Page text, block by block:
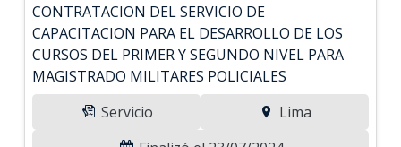
CONTRATACION DEL SERVICIO DE
CAPACITACION PARA EL DESARROLLO DE LOS
CURSOS DEL PRIMER Y SEGUNDO NIVEL PARA
MAGISTRADO MILITARES POLICIALES
Servicio
Lima